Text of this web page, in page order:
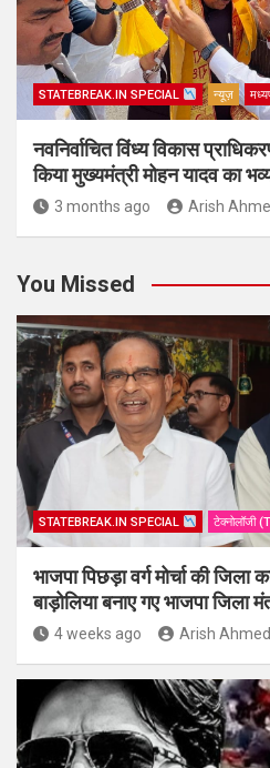
STATEBREAK.IN SPECIAL न्यूज़
नवनिर्वाचित विंध्य विकास
किया मुख्यमंत्री मोहन यादव का
3 months ago Arish
You Missed
STATEBREAK.IN SPECIAL टेक्नोलॉजी
भाजपा पिछड़ा वर्ग मोर्चा की जिला
बाड़ोलिया बनाए गए भाजपा जिला
4 weeks ago Arish Ahmed